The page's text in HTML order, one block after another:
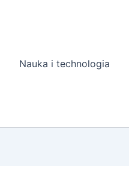
Nauka i technologia